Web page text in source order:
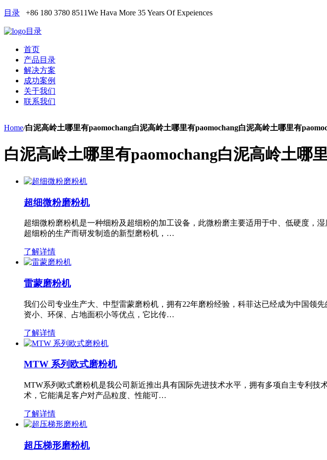
目录 +86 180 3780 8511We Hava More 35 Years Of Expeiences
目录
首页
产品目录
解决方案
成功案例
关于我们
联系我们
Home/白泥高岭土哪里有paomochang白泥高岭土哪里有paomochang白泥高岭土哪里有
白泥高岭土哪里有paomochang白泥高岭土哪
超细微粉磨粉机
超细微粉磨粉机是一种细粉及超细粉的加工设备，此微粉磨主要适用于中、低硬度，
超细粉的生产而研发制造的新型磨粉机，…
了解详情
雷蒙磨粉机
我们公司专业生产大、中型雷蒙磨粉机，拥有22年磨粉经验，科菲达已经成为中国领
资小、环保、占地面积小等优点，它比传…
了解详情
MTW 系列欧式磨粉机
MTW系列欧式磨粉机是我公司新近推出具有国际先进技术水平，拥有多项自主专利
术，它能满足客户对产品粒度、性能可…
了解详情
超压梯形磨粉机